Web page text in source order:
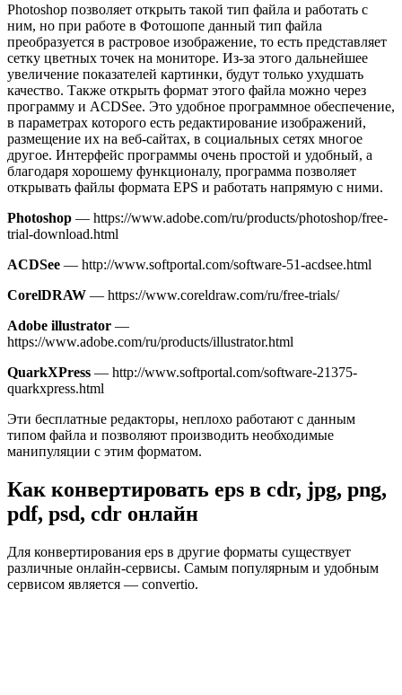
Photoshop позволяет открыть такой тип файла и работать с
ним, но при работе в Фотошопе данный тип файла
преобразуется в растровое изображение, то есть представляет
сетку цветных точек на мониторе. Из-за этого дальнейшее
увеличение показателей картинки, будут только ухудшать
качество. Также открыть формат этого файла можно через
программу и ACDSee. Это удобное программное обеспечение,
в параметрах которого есть редактирование изображений,
размещение их на веб-сайтах, в социальных сетях многое
другое. Интерфейс программы очень простой и удобный, а
благодаря хорошему функционалу, программа позволяет
открывать файлы формата EPS и работать напрямую с ними.
Photoshop — https://www.adobe.com/ru/products/photoshop/free-
trial-download.html
ACDSee — http://www.softportal.com/software-51-acdsee.html
CorelDRAW — https://www.coreldraw.com/ru/free-trials/
Adobe illustrator —
https://www.adobe.com/ru/products/illustrator.html
QuarkXPress — http://www.softportal.com/software-21375-
quarkxpress.html
Эти бесплатные редакторы, неплохо работают с данным
типом файла и позволяют производить необходимые
манипуляции с этим форматом.
Как конвертировать eps в cdr, jpg, png,
pdf, psd, cdr онлайн
Для конвертирования eps в другие форматы существует
различные онлайн-сервисы. Самым популярным и удобным
сервисом является — convertio.